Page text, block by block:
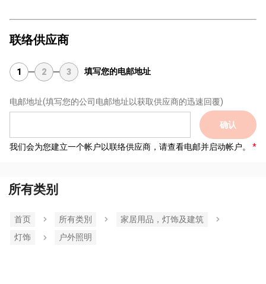
联络供应商
1 2 3 填写您的电邮地址
电邮地址(填写您的公司电邮地址以获取供应商的迅速回覆)
确认
我们会为您建立一个帐户以联络供应商，请查看电邮并启动帐户。
所有类别
首页 所有类別
家居用品，灯饰及建筑
灯饰
户外照明